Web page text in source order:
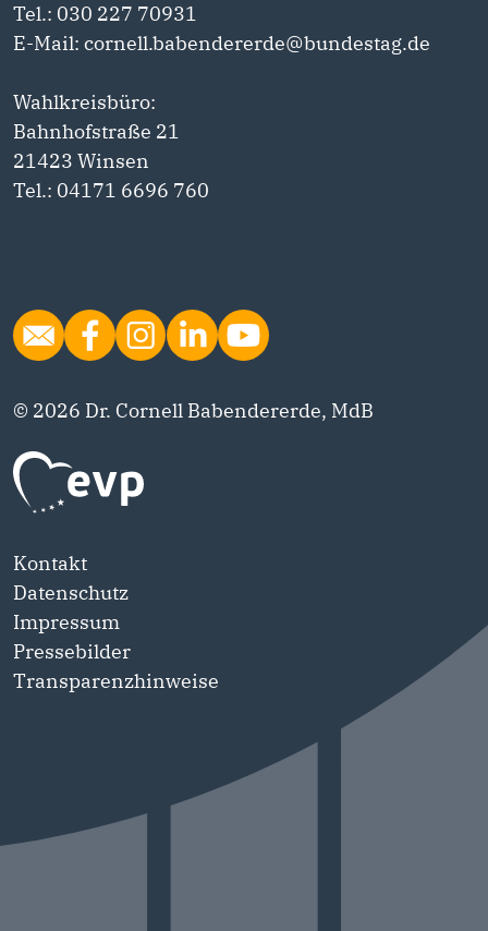
Tel.: 030 227 70931
E-Mail: cornell.babendererde@bundestag.de
Wahlkreisbüro:
Bahnhofstraße 21
21423 Winsen
Tel.: 04171 6696 760
© 2026 Dr. Cornell Babendererde, MdB
Kontakt
Datenschutz
Impressum
Pressebilder
Transparenzhinweise